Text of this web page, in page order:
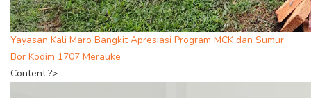
Yayasan Kali Maro Bangkit Apresiasi Program MCK dan Sumur
Bor Kodim 1707 Merauke
Content;?>